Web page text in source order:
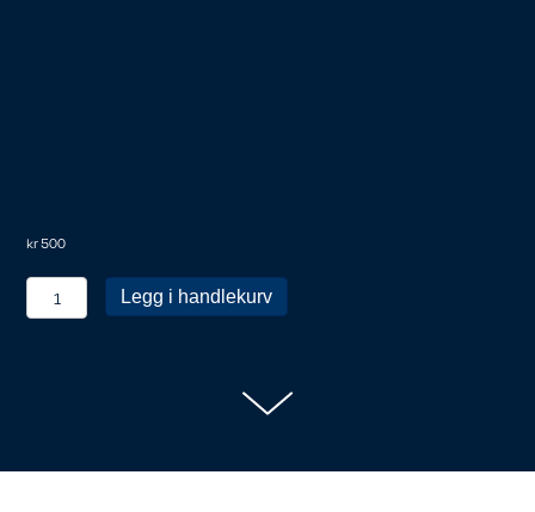
kr500
medlem
Legg i handlekurv